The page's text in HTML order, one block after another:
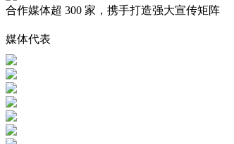
合作媒体超 300 家 ，携手打造强大宣传矩阵
媒体代表